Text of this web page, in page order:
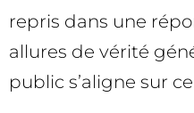
repris dans une
allures de vérité
public s’aligne sur